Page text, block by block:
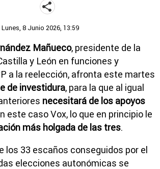
Lunes, 8 Junio 2026, 13:59
Mañueco, presidente de la
y León en funciones y
a la reelección, afronta este martes
de investidura, para la que al igual
necesitará de los apoyos
este caso Vox, lo que en principio le
más holgada de las tres.
los 33 escaños conseguidos por el
elecciones autonómicas se